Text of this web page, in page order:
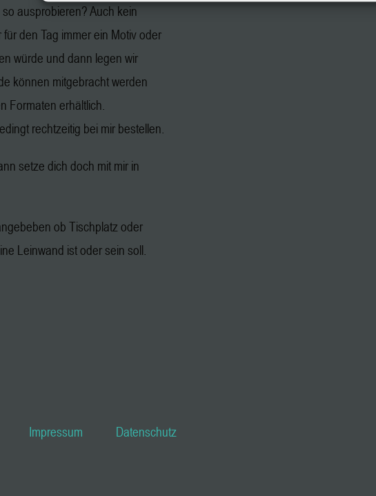
ausprobieren? Auch kein
den Tag immer ein Motiv oder
würde und dann legen wir
können mitgebracht werden
Formaten erhältlich.
rechtzeitig bei mir bestellen.
setze dich doch mit mir in
ob Tischplatz oder
Leinwand ist oder sein soll.
Impressum Datenschutz